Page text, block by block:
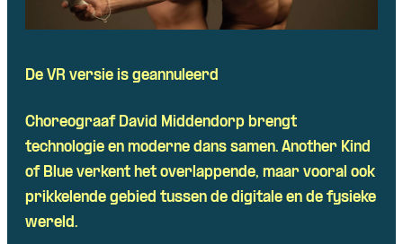
De VR versie is geannuleerd
Choreograaf David Middendorp brengt
technologie en moderne dans samen. Another Kind
of Blue verkent het overlappende, maar vooral ook
prikkelende gebied tussen de digitale en de fysieke
wereld.